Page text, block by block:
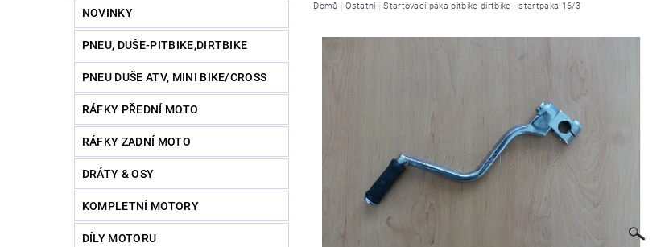
NOVINKY
PNEU, DUŠE-PITBIKE,DIRTBIKE
PNEU DUŠE ATV, MINI BIKE/CROSS
RÁFKY PŘEDNÍ MOTO
RÁFKY ZADNÍ MOTO
DRÁTY & OSY
KOMPLETNÍ MOTORY
DÍLY MOTORU
Domů Ostatní Startovací páka pitbike dirtbike - startpáka 16/3